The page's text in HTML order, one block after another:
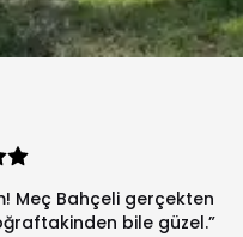
Meç Bahçeli gerçekten
bile güzel.”